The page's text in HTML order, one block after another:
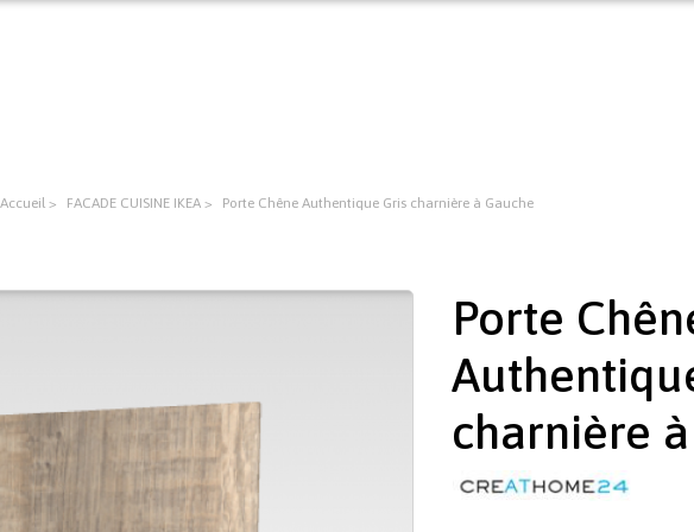
Accueil FACADE CUISINE IKEA Porte Chêne Authentique Gris charnière à Gauche
Porte
charnière